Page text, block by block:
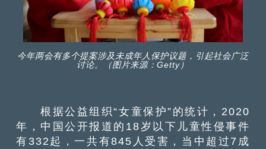
今年两会有多个提案涉及未成年人保护议题，引起社会广泛
讨论。（图片来源：Getty）
根据公益组织“女童保护”的统计，2020
年，中国公开报道的18岁以下儿童性侵事件
有332起，一共有845人受害，当中超过7成